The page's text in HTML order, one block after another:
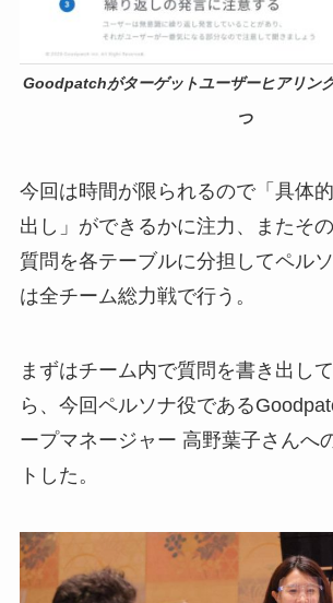
Goodpatchがターゲットユーザーヒアリン
つ
今回は時間が限られるので「具体
出し」ができるかに注力、またそ
質問を各テーブルに分担してペル
は全チーム総力戦で行う。
まずはチーム内で質問を書き出し
ら、今回ペルソナ役である
ープマネージャー 高野葉子さんへ
トした。